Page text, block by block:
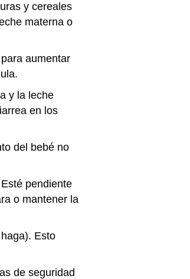
y cereales
materna o
aumentar
y la leche
en los
del bebé no
pendiente
o mantener la
Esto
de seguridad